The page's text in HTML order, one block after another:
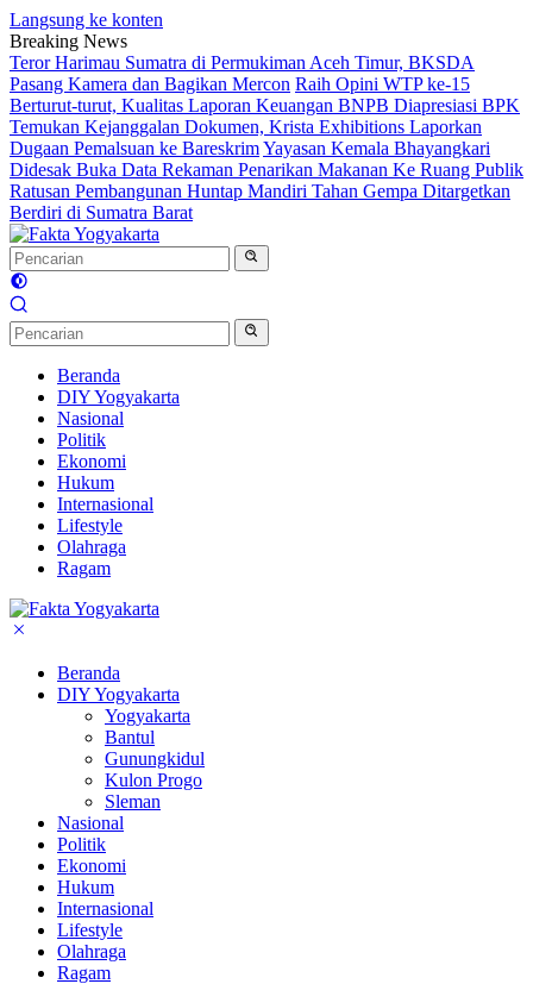
Langsung ke konten
Breaking News
Teror Harimau Sumatra di Permukiman Aceh Timur, BKSDA
Pasang Kamera dan Bagikan Mercon Raih Opini WTP ke-15
Berturut-turut, Kualitas Laporan Keuangan BNPB Diapresiasi BPK
Temukan Kejanggalan Dokumen, Krista Exhibitions Laporkan
Dugaan Pemalsuan ke BareskrimYayasan Kemala Bhayangkari
Didesak Buka Data Rekaman Penarikan Makanan Ke Ruang Publik
Ratusan Pembangunan Huntap Mandiri Tahan Gempa Ditargetkan
Berdiri di Sumatra Barat
Beranda
DIY Yogyakarta
Nasional
Politik
Ekonomi
Hukum
Internasional
Lifestyle
Olahraga
Ragam
Beranda
DIY Yogyakarta
Yogyakarta
Bantul
Gunungkidul
Kulon Progo
Sleman
Nasional
Politik
Ekonomi
Hukum
Internasional
Lifestyle
Olahraga
Ragam